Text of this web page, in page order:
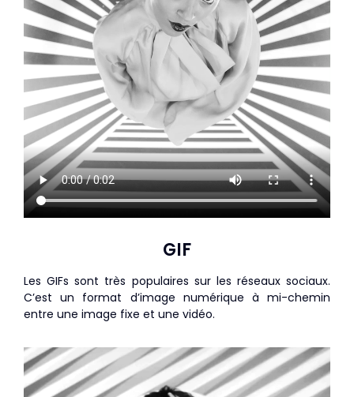
GIF
Les GIFs sont très populaires sur les réseaux sociaux.
C’est un format d’image numérique à mi-chemin
entre une image fixe et une vidéo.